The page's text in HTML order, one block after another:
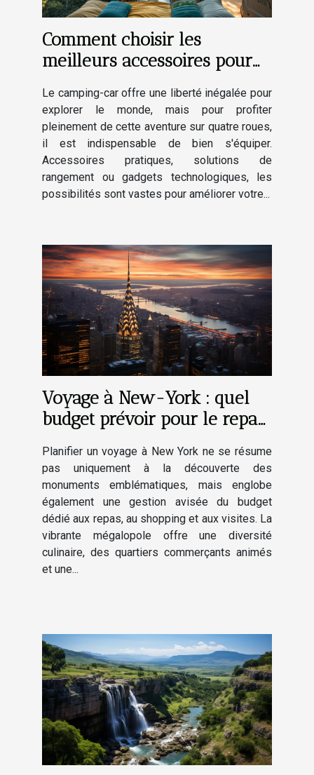
Comment choisir les
meilleurs accessoires pour
en camping-car
Le camping-car offre une liberté inégalée pour
explorer le monde, mais pour profiter
pleinement de cette aventure sur quatre roues,
il est indispensable de bien s'équiper.
Accessoires pratiques, solutions de
rangement ou gadgets technologiques, les
possibilités sont vastes pour améliorer votre...
Voyage à New-York : quel
budget prévoir pour le repas,
Planifier un voyage à New York ne se résume
pas uniquement à la découverte des
monuments emblématiques, mais englobe
également une gestion avisée du budget
dédié aux repas, au shopping et aux visites. La
vibrante mégalopole offre une diversité
culinaire, des quartiers commerçants animés
et une...